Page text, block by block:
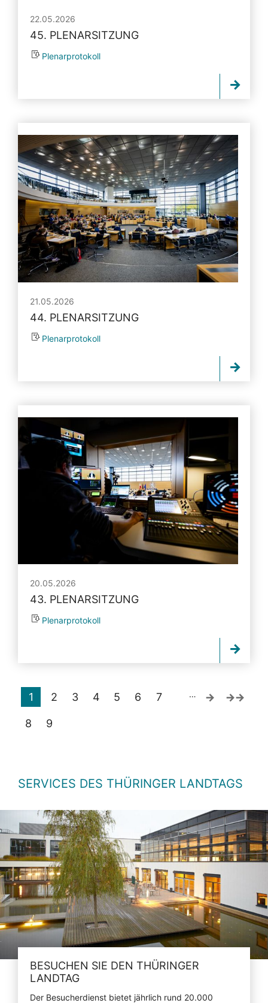
22.05.2026
45. PLENARSITZUNG
Plenarprotokoll
21.05.2026
44. PLENARSITZUNG
Plenarprotokoll
20.05.2026
43. PLENARSITZUNG
Plenarprotokoll
1 2 3 4 5 6 7
8 9
…
SERVICES DES THÜRINGER LANDTAGS
BESUCHEN SIE DEN THÜRINGER
LANDTAG
Der Besucherdienst bietet jährlich rund 20.000